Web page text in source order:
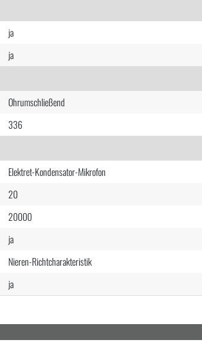
ja
ja
Ohrumschließend
336
Elektret-Kondensator-Mikrofon
20
20000
ja
Nieren-Richtcharakteristik
ja